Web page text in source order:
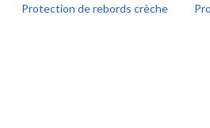
Protection de rebords crèche